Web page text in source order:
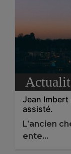
Jean
assisté.
L’ancien
ente...